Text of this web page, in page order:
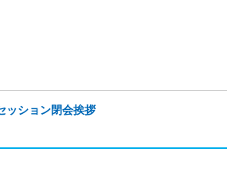
ッション閉会挨拶